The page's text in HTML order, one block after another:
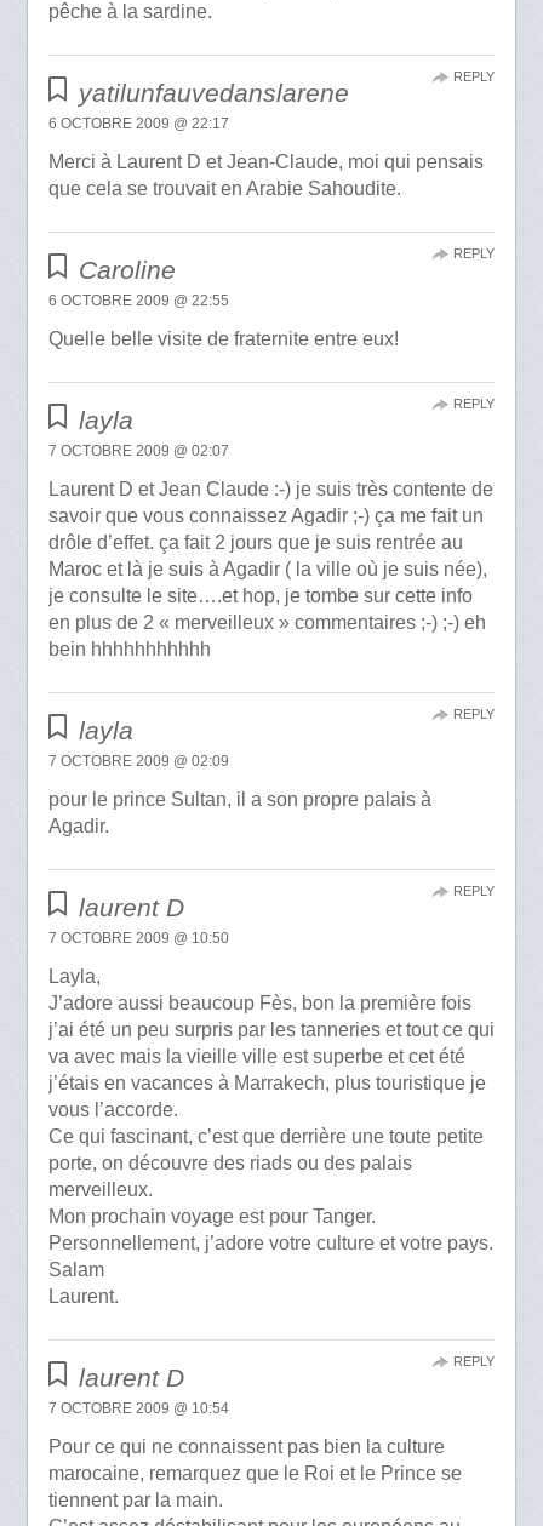
pêche à la sardine.
yatilunfauvedanslarene
6 OCTOBRE 2009 @ 22:17
Merci à Laurent D et Jean-Claude, moi qui pensais
que cela se trouvait en Arabie Sahoudite.
REPLY
Caroline
6 OCTOBRE 2009 @ 22:55
Quelle belle visite de fraternite entre eux!
REPLY
layla
7 OCTOBRE 2009 @ 02:07
Laurent D et Jean Claude :-) je suis très contente de
savoir que vous connaissez Agadir ;-) ça me fait un
drôle d’effet. ça fait 2 jours que je suis rentrée au
Maroc et là je suis à Agadir ( la ville où je suis née),
je consulte le site….et hop, je tombe sur cette info
en plus de 2 « merveilleux » commentaires ;-) ;-) eh
bein hhhhhhhhhhh
REPLY
layla
7 OCTOBRE 2009 @ 02:09
pour le prince Sultan, il a son propre palais à
Agadir.
REPLY
laurent D
7 OCTOBRE 2009 @ 10:50
Layla,
J’adore aussi beaucoup Fès, bon la première fois
j’ai été un peu surpris par les tanneries et tout ce qui
va avec mais la vieille ville est superbe et cet été
j’étais en vacances à Marrakech, plus touristique je
vous l’accorde.
Ce qui fascinant, c’est que derrière une toute petite
porte, on découvre des riads ou des palais
merveilleux.
Mon prochain voyage est pour Tanger.
Personnellement, j’adore votre culture et votre pays.
Salam
Laurent.
REPLY
laurent D
7 OCTOBRE 2009 @ 10:54
Pour ce qui ne connaissent pas bien la culture
marocaine, remarquez que le Roi et le Prince se
tiennent par la main.
REPLY